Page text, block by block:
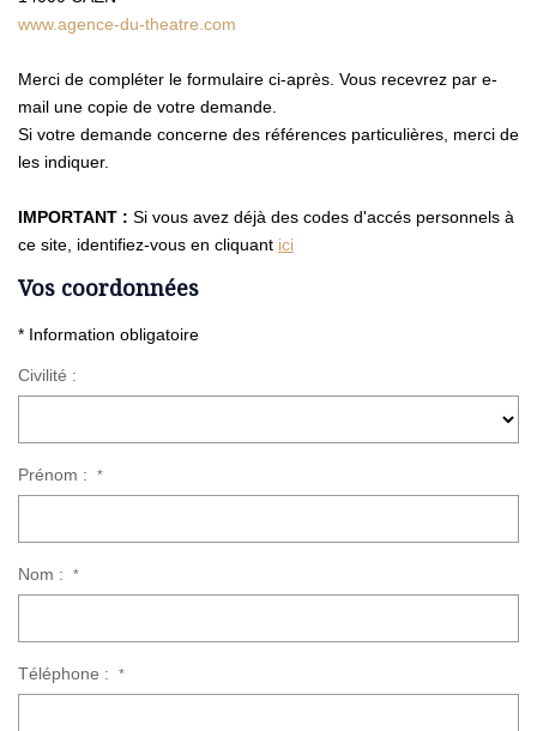
www.agence-du-theatre.com
Merci de compléter le formulaire ci-après. Vous recevrez par e-
mail une copie de votre demande.
Si votre demande concerne des références particulières, merci de
les indiquer.
IMPORTANT : Si vous avez déjà des codes d'accés personnels à
ce site, identifiez-vous en cliquant ici
Vos coordonnées
* Information obligatoire
Civilité :
Prénom : *
Nom : *
Téléphone : *